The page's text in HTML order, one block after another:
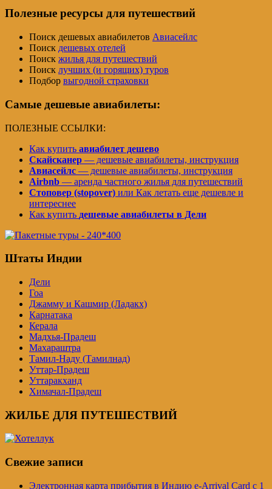
Полезные ресурсы для путешествий
Поиск дешевых авиабилетов Авиасейлс
Поиск дешевых отелей
Поиск жилья для путешествий
Поиск лучших (и горящих) туров
Подбор выгодной страховки
Самые дешевые авиабилеты:
ПОЛЕЗНЫЕ ССЫЛКИ:
Как купить авиабилет дешево
Скайсканер — дешевые авиабилеты, инструкция
Авиасейлс — дешевые авиабилеты, инструкция
Airbnb — аренда частного жилья для путешествий
Стоповер (stopover) или Как летать еще дешевле и
интереснее
Как купить дешевые авиабилеты в Дели
Штаты Индии
Дели
Гоа
Джамму и Кашмир (Ладакх)
Карнатака
Керала
Мадхья-Прадеш
Махараштра
Тамил-Наду (Тамилнад)
Уттар-Прадеш
Уттаракханд
Химачал-Прадеш
ЖИЛЬЕ ДЛЯ ПУТЕШЕСТВИЙ
Свежие записи
Электронная карта прибытия в Индию e-Arrival Card с 1